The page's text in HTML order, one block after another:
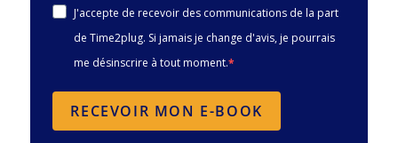
J'accepte de recevoir des communications de la part
de Time2plug. Si jamais je change d'avis, je pourrais
me désinscrire à tout moment.
RECEVOIR MON E-BOOK